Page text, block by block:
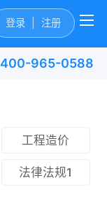
登录 注册
400-965-0588
工程造价
法律法规1